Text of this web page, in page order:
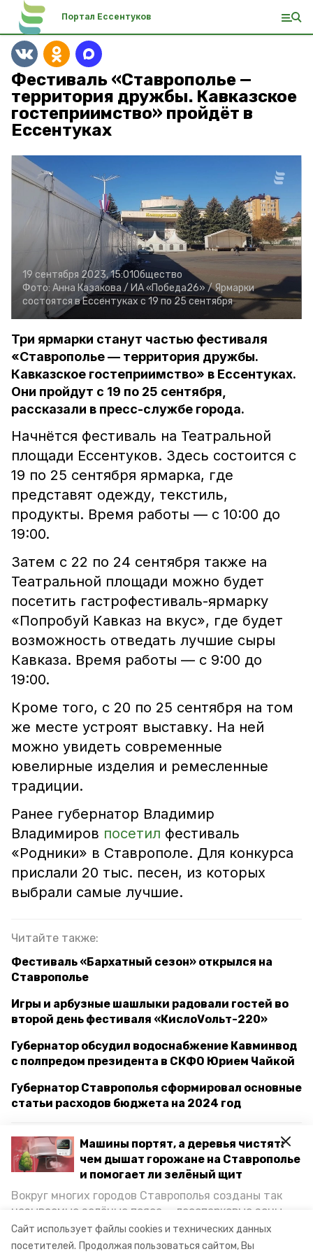
Сайт использует файлы cookies и технических данных
посетителей. Продолжая пользоваться сайтом, Вы
Машины портят, а деревья чистят:
чем дышат горожане на Ставрополье
и помогает ли зелёный щит
Вокруг многих городов Ставрополья созданы так
называемые зелёные пояса — лесопарковые зоны,
снижающие негативное воздействие выхлопных
газов на атмосферу. Справляются ли они с
Портал Ессентуков
Фестиваль «Ставрополье —
территория дружбы. Кавказское
гостеприимство» пройдёт в
Ессентуках
19 сентября 2023, 15:01Общество
Фото: Анна Казакова / ИА «Победа26» /Ярмарки
состоятся в Ессентуках с 19 по 25 сентября
Три ярмарки станут частью фестиваля
«Ставрополье — территория дружбы.
Кавказское гостеприимство» в Ессентуках.
Они пройдут с 19 по 25 сентября,
рассказали в пресс-службе города.
Начнётся фестиваль на Театральной
площади Ессентуков. Здесь состоится с
19 по 25 сентября ярмарка, где
представят одежду, текстиль,
продукты. Время работы — с 10:00 до
19:00.
Затем с 22 по 24 сентября также на
Театральной площади можно будет
посетить гастрофестиваль-ярмарку
«Попробуй Кавказ на вкус», где будет
возможность отведать лучшие сыры
Кавказа. Время работы — с 9:00 до
19:00.
Кроме того, с 20 по 25 сентября на том
же месте устроят выставку. На ней
можно увидеть современные
ювелирные изделия и ремесленные
традиции.
Ранее губернатор Владимир
Владимиров посетил фестиваль
«Родники» в Ставрополе. Для конкурса
прислали 20 тыс. песен, из которых
выбрали самые лучшие.
Читайте также:
Фестиваль «Бархатный сезон» открылся на
Ставрополье
Игры и арбузные шашлыки радовали гостей во
второй день фестиваля «КислоVольт-220»
Губернатор обсудил водоснабжение Кавминвод
с полпредом президента в СКФО Юрием Чайкой
Губернатор Ставрополья сформировал основные
статьи расходов бюджета на 2024 год
ставрополье ессентуки фестиваль
владимир владимиров